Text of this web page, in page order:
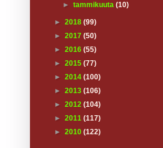
►tammikuuta(10)
► 2018 (99)
► 2017 (50)
► 2016 (55)
► 2015 (77)
► 2014 (100)
► 2013 (106)
► 2012 (104)
► 2011 (117)
► 2010 (122)